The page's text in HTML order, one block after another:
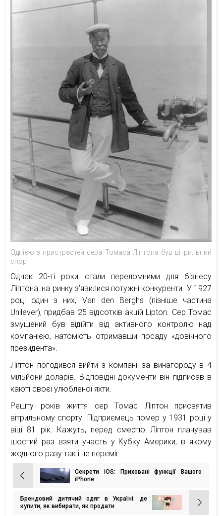
Однією з пристрастей сера Томаса Ліптона був вітрильний
спорт
Однак 20-ті роки стали переломними для бізнесу
Ліптона: на ринку з’явилися потужні конкуренти. У 1927
році один з них, Van den Berghs (пізніше частина
Unilever), придбав 25 відсотків акцій Lipton. Сер Томас
змушений був відійти від активного контролю над
компанією, натомість отримавши посаду «довічного
президента».
Ліптон погодився вийти з компанії за винагороду в 4
мільйони доларів. Відповідні документи він підписав в
каюті своєї улюбленої яхти.
Решту років життя сер Томас Ліптон присвятив
вітрильному спорту. Підприємець помер у 1931 році у
віці 81 рік. Кажуть, перед смертю Ліптон планував
шостий раз взяти участь у Кубку Америки, в якому
жодного разу так і не переміг.
Навігація
записів
Секрети iOS: Приховані функції Вашого
iPhone
Брендовий дитячий одяг в Україні: де
купити, як вибирати, як продати